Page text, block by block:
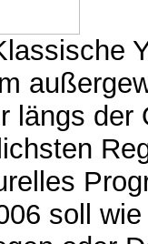
längs
soll